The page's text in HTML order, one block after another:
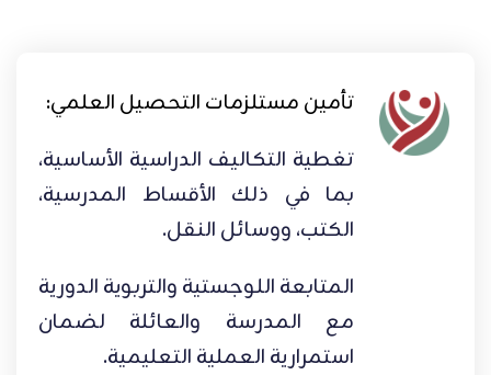
تأمين مستلزمات التحصيل العلمي:
تغطية التكاليف الدراسية الأساسية،
بما في ذلك الأقساط المدرسية،
الكتب، ووسائل النقل.
المتابعة اللوجستية والتربوية الدورية
مع المدرسة والعائلة لضمان
استمرارية العملية التعليمية.